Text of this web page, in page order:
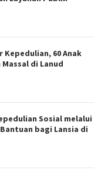
Kepedulian, 60 Anak
di Lanud
Sosial melalui
bagi Lansia di